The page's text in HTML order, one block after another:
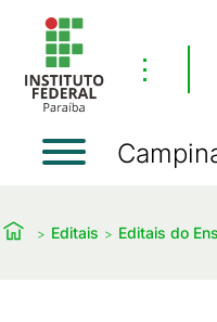
⋮
Editais Editais do